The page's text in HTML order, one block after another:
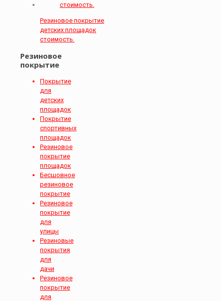
Резиновое покрытие
детских площадок
стоимость.
Резиновое
покрытие
Покрытие
для
детских
площадок
Покрытие
спортивных
площадок
Резиновое
покрытие
площадок
Бесшовное
резиновое
покрытие
Резиновое
покрытие
для
улицы
Резиновые
покрытия
для
дачи
Резиновое
покрытие
для